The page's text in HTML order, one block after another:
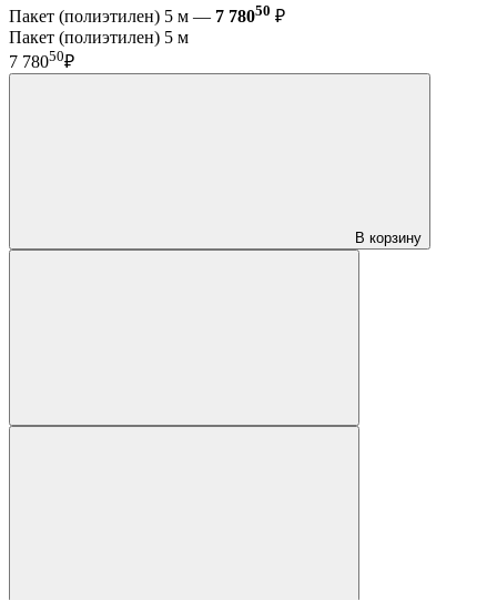
Пакет (полиэтилен) 5 м — 7 78050 ₽
Пакет (полиэтилен) 5 м
7 78050₽
В корзину